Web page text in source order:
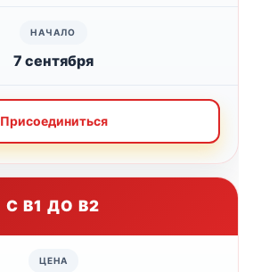
7 сентября
Присоединиться
С B1 ДО B2